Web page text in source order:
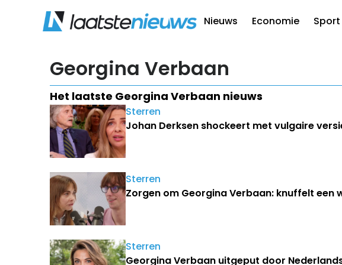
Nieuws Economie Sport
Georgina Verbaan
Het laatste Georgina Verbaan nieuws
Sterren
Johan Derksen shockeert met vulgaire
Sterren
Zorgen om Georgina Verbaan: knuffelt een
Sterren
Georgina Verbaan uitgeput door